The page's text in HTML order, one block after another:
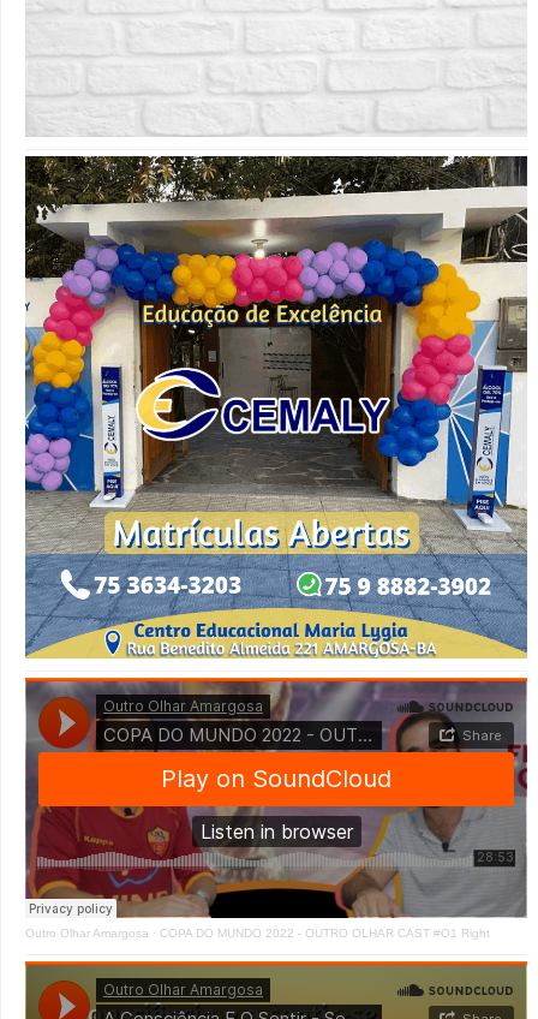
Outro Olhar Amargosa · COPA DO MUNDO 2022 - OUTRO OLHAR CAST #O1 Right